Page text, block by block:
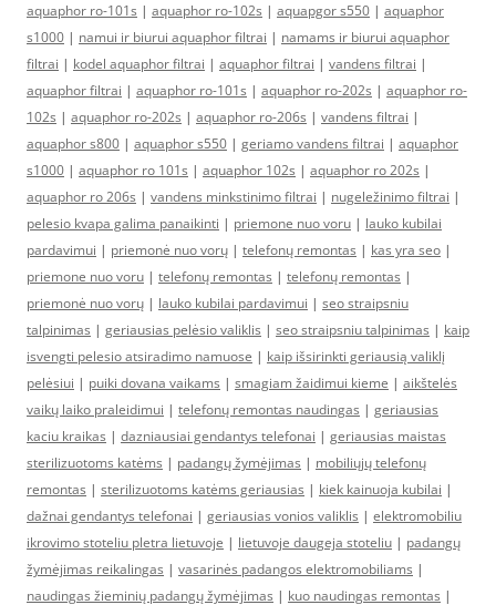
aquaphor ro-101s | aquaphor ro-102s | aquapgor s550 | aquaphor
s1000 | namui ir biurui aquaphor filtrai | namams ir biurui aquaphor
filtrai | kodel aquaphor filtrai | aquaphor filtrai | vandens filtrai |
aquaphor filtrai | aquaphor ro-101s | aquaphor ro-202s | aquaphor ro-
102s | aquaphor ro-202s | aquaphor ro-206s | vandens filtrai |
aquaphor s800 | aquaphor s550 | geriamo vandens filtrai | aquaphor
s1000 | aquaphor ro 101s | aquaphor 102s | aquaphor ro 202s |
aquaphor ro 206s | vandens minkstinimo filtrai | nugeležinimo filtrai |
pelesio kvapa galima panaikinti | priemone nuo voru | lauko kubilai
pardavimui | priemonė nuo vorų | telefonų remontas | kas yra seo |
priemone nuo voru | telefonų remontas | telefonų remontas |
priemonė nuo vorų | lauko kubilai pardavimui | seo straipsniu
talpinimas | geriausias pelėsio valiklis | seo straipsniu talpinimas | kaip
isvengti pelesio atsiradimo namuose | kaip išsirinkti geriausią valiklį
pelėsiui | puiki dovana vaikams | smagiam žaidimui kieme | aikštelės
vaikų laiko praleidimui | telefonų remontas naudingas | geriausias
kaciu kraikas | dazniausiai gendantys telefonai | geriausias maistas
sterilizuotoms katėms | padangų žymėjimas | mobiliųjų telefonų
remontas | sterilizuotoms katėms geriausias | kiek kainuoja kubilai |
dažnai gendantys telefonai | geriausias vonios valiklis | elektromobiliu
ikrovimo stoteliu pletra lietuvoje | lietuvoje daugeja stoteliu | padangų
žymėjimas reikalingas | vasarinės padangos elektromobiliams |
naudingas žieminių padangų žymėjimas | kuo naudingas remontas |